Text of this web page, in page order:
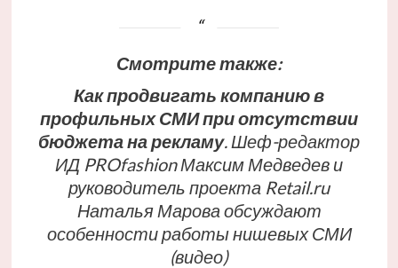
Смотрите также:
Как продвигать компанию в
профильных СМИ при отсутствии
бюджета на рекламу. Шеф-редактор
ИД PROfashion Максим Медведев и
руководитель проекта Retail.ru
Наталья Марова обсуждают
особенности работы нишевых СМИ
(видео)